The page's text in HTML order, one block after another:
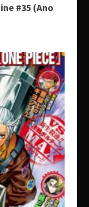
#35 (Ano